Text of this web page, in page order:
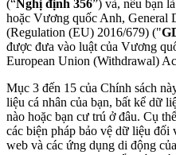
(“Nghị định 356”) và, nếu bạn
hoặc Vương quốc Anh, General
(Regulation (EU) 2016/679) ("
được đưa vào luật của Vương
European Union (Withdrawal)
Mục 3 đến 15 của Chính sách
liệu cá nhân của bạn, bất kể dữ
nào hoặc bạn cư trú ở đâu. Cụ
các biện pháp bảo vệ dữ liệu đối
web và các ứng dụng di động